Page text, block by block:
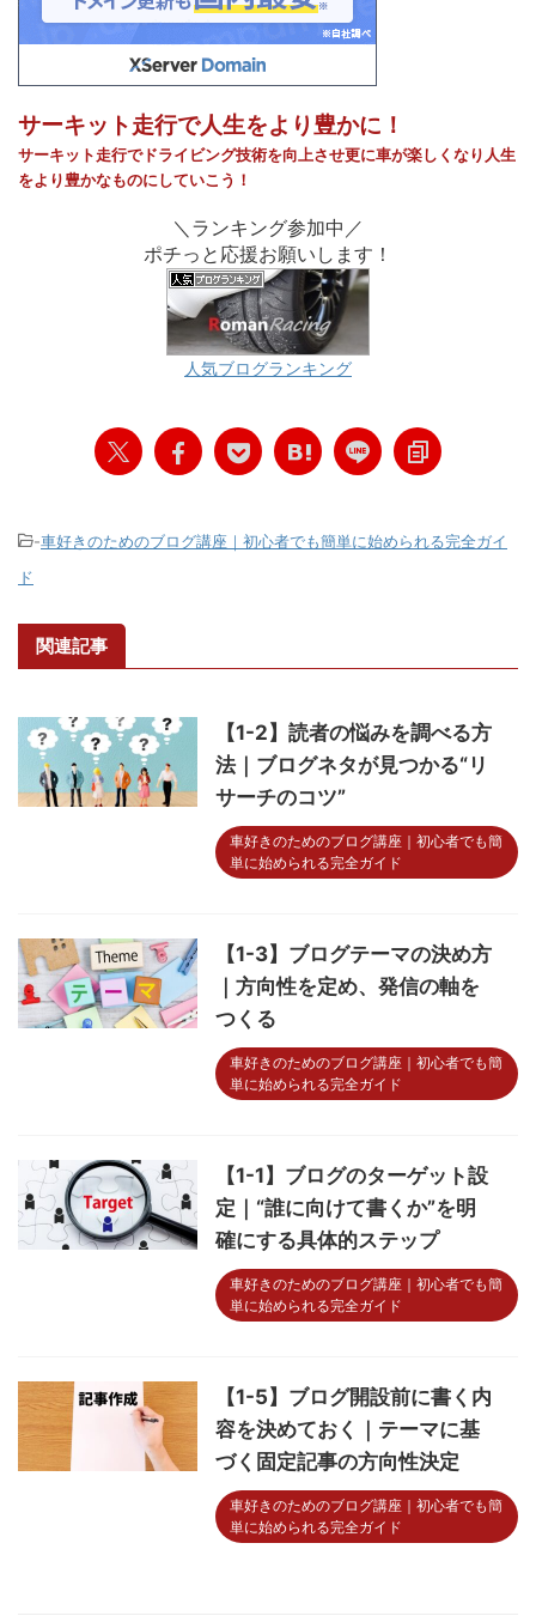
サーキット走行で人生をより豊かに！
サーキット走行でドライビング技術を向上させ更に車が楽しく なり 人生
をより豊かなものに していこう！
＼ランキング参加中／
ポチっと応援お願いします！
人気ブログランキング
-車好きのためのブログ講座｜初心者でも簡単に始められる完全ガイ
ド
関連記事
【1-2】読者の悩みを調べる方
法｜ブログネタが見つかる“リ
サーチのコツ”
車好きのためのブログ講座｜初心者でも簡
単に始められる完全ガイド
【1-3】ブログテーマの決め方
｜方向性を定め、発信の軸を
つくる
車好きのためのブログ講座｜初心者でも簡
単に始められる完全ガイド
【1-1】ブログのターゲット設
定｜“誰に向けて書くか”を明
確にする具体的ステップ
車好きのためのブログ講座｜初心者でも簡
単に始められる完全ガイド
【1-5】ブログ開設前に書く内
容を決めておく｜テーマに基
づく固定記事の方向性決定
車好きのためのブログ講座｜初心者でも簡
単に始められる完全ガイド